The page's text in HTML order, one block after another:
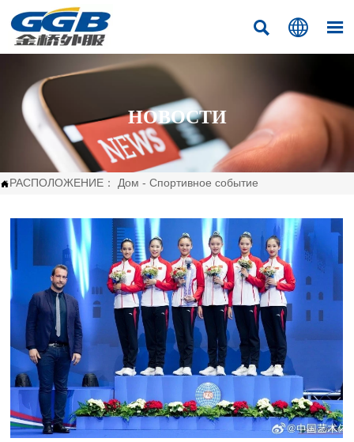
  
НОВОСТИ
РАСПОЛОЖЕНИЕ： Дом - Спортивное событие